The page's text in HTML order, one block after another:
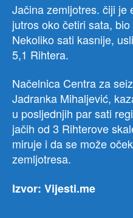
Jačina zemljotres. čiji je
jutros oko četiri sata,
Nekoliko sati kasnije,
5,1 Rihtera.
Načelnica Centra za
Jadranka Mihaljević,
u posljednjih par sati
jačih od 3 Rihterove
miruje i da se može
zemljotresa.
Izvor: Vijesti.me